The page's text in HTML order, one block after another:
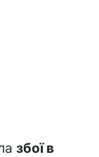
збої в